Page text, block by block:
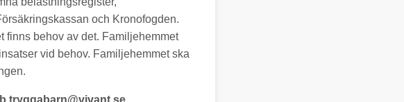
och Kronofogden.
finns behov av det. Familjehemmet
vid behov. Familjehemmet ska